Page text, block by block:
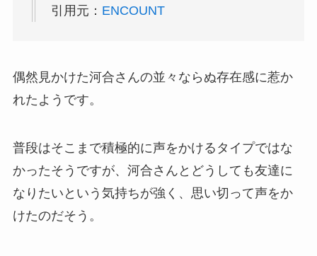
引用元： ENCOUNT
偶然見かけた河合さんの並々ならぬ存在感に惹か
れたようです。
普段はそこまで積極的に声をかけるタイプではな
かったそうですが、河合さんとどうしても友達に
なりたいという気持ちが強く、思い切って声をか
けたのだそう。